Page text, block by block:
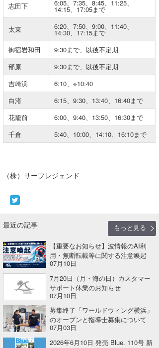
志田下 6:05、7:35、8:45、11:25、
14:15、17:05まで
太東 6:20、7:50、9:00、11:40、
14:30、17:15まで
御宿岩和田
9:30まで、以後不定期
部原
9:30まで、以後不定期
吉崎浜
6:10、※10:40
白渚
6:15、9:30、13:40、16:40まで
花籠前
6:00、9:40、13:50、16:30まで
千倉
5:40、10:00、14:10、16:10まで
（株）サーフレジェンド
最近の記事
もっと見る
【重要なお知らせ】波情報のAI利
用・無断転載等に関する注意喚起
07月10日
7月20日（月・海の日）カスタマー
サポート休業のお知らせ
07月10日
募集終了「ワールドウィング横浜」
のオープンと指導士募集について
07月03日
2026年6月10日 発売 Blue. 110号 新